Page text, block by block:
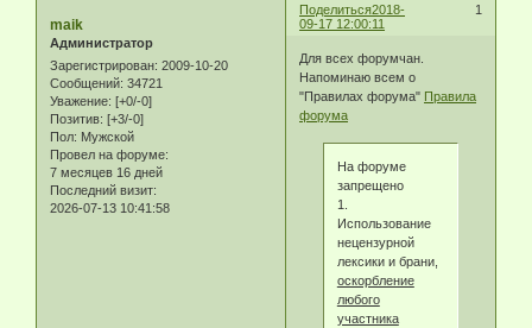
Поделиться 1
2018-
09-17 12:00:11
maik
Администратор
Зарегистрирован: 2009-10-20
Сообщений: 34721
Уважение: [+0/-0]
Позитив: [+3/-0]
Пол: Мужской
Провел на форуме:
7 месяцев 16 дней
Последний визит:
2026-07-13 10:41:58
Для всех форумчан.
Напоминаю всем о
"Правилах форума" Правила
форума
На форуме
запрещено
1.
Использование
нецензурной
лексики и брани,
оскорбление
любого
участника